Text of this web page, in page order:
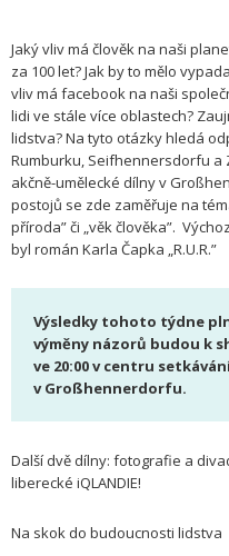
Jaký vliv má člověk na naši
za 100 let? Jak by to mělo
vliv má facebook na naši
lidi ve stále více oblastech?
lidstva? Na tyto otázky hledá
Rumburku, Seifhennersdorfu a
akčně-umělecké dílny v
postojů se zde zaměřuje na
příroda” či „věk člověka”.
byl román Karla Čapka „R.U.R.”
Výsledky tohoto týdne
výměny názorů budou k
ve 20:00 v centru
v Großhennerdorfu.
Další dvě dílny: fotografie a
liberecké iQLANDIE!
Na skok do budoucnosti lidstva